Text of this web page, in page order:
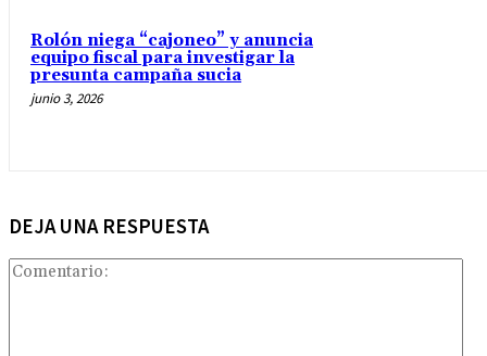
Rolón niega “cajoneo” y anuncia
equipo fiscal para investigar la
presunta campaña sucia
junio 3, 2026
DEJA UNA RESPUESTA